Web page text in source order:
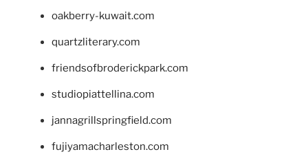
oakberry-kuwait.com
quartzliterary.com
friendsofbroderickpark.com
studiopiattellina.com
jannagrillspringfield.com
fujiyamacharleston.com